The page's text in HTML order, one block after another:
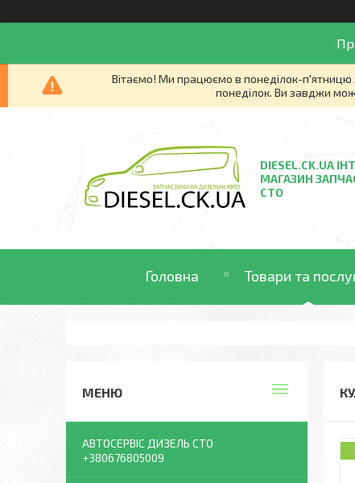
Вітаємо! Ми працюємо в понеділок-п'ятницю
понеділок. Ви завджи
DIESEL.CK.UA
МАГАЗИН
СТО
Головна Товари та
АВТОСЕРВІС ДИЗЕЛЬ СТО
+380676805009